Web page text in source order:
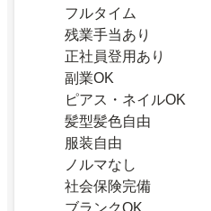
フルタイム
残業手当あり
正社員登用あり
副業OK
ピアス・ネイルOK
髪型髪色自由
服装自由
ノルマなし
社会保険完備
ブランクOK